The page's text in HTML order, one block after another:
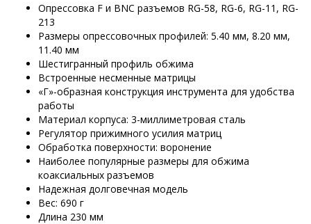
Опрессовка F и BNC разъемов RG-58, RG-6, RG-11, RG-
213
Размеры опрессовочных профилей: 5.40 мм, 8.20 мм,
11.40 мм
Шестигранный профиль обжима
Встроенные несменные матрицы
«Г»-образная конструкция инструмента для удобства
работы
Материал корпуса: 3-миллиметровая сталь
Регулятор прижимного усилия матриц
Обработка поверхности: воронение
Наиболее популярные размеры для обжима
коаксиальных разъемов
Надежная долговечная модель
Вес: 690 г
Длина 230 мм